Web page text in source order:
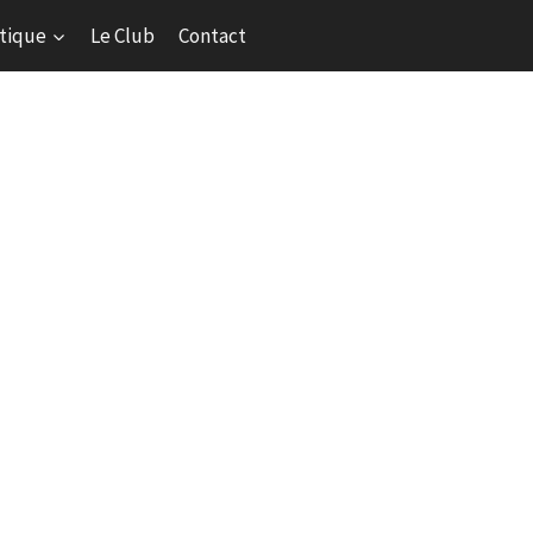
Le Club Contact